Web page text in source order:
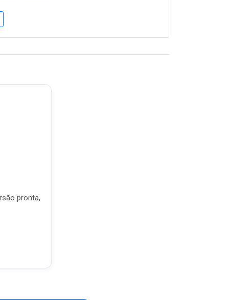
pronta,